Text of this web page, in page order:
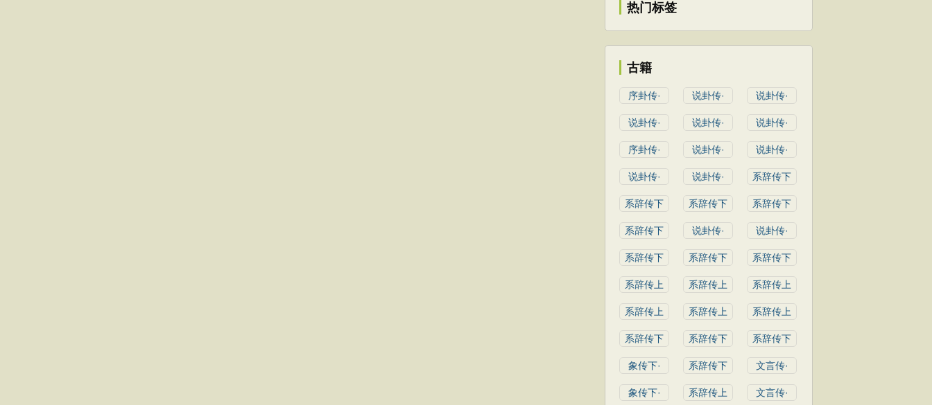
热门标签
古籍
序卦传· 说卦传· 说卦传·
说卦传· 说卦传· 说卦传·
序卦传· 说卦传· 说卦传·
说卦传· 说卦传· 系辞传下
系辞传下 系辞传下 系辞传下
系辞传下 说卦传· 说卦传·
系辞传下 系辞传下 系辞传下
系辞传上 系辞传上 系辞传上
系辞传上 系辞传上 系辞传上
系辞传下 系辞传下 系辞传下
象传下· 系辞传下 文言传·
象传下· 系辞传上 文言传·